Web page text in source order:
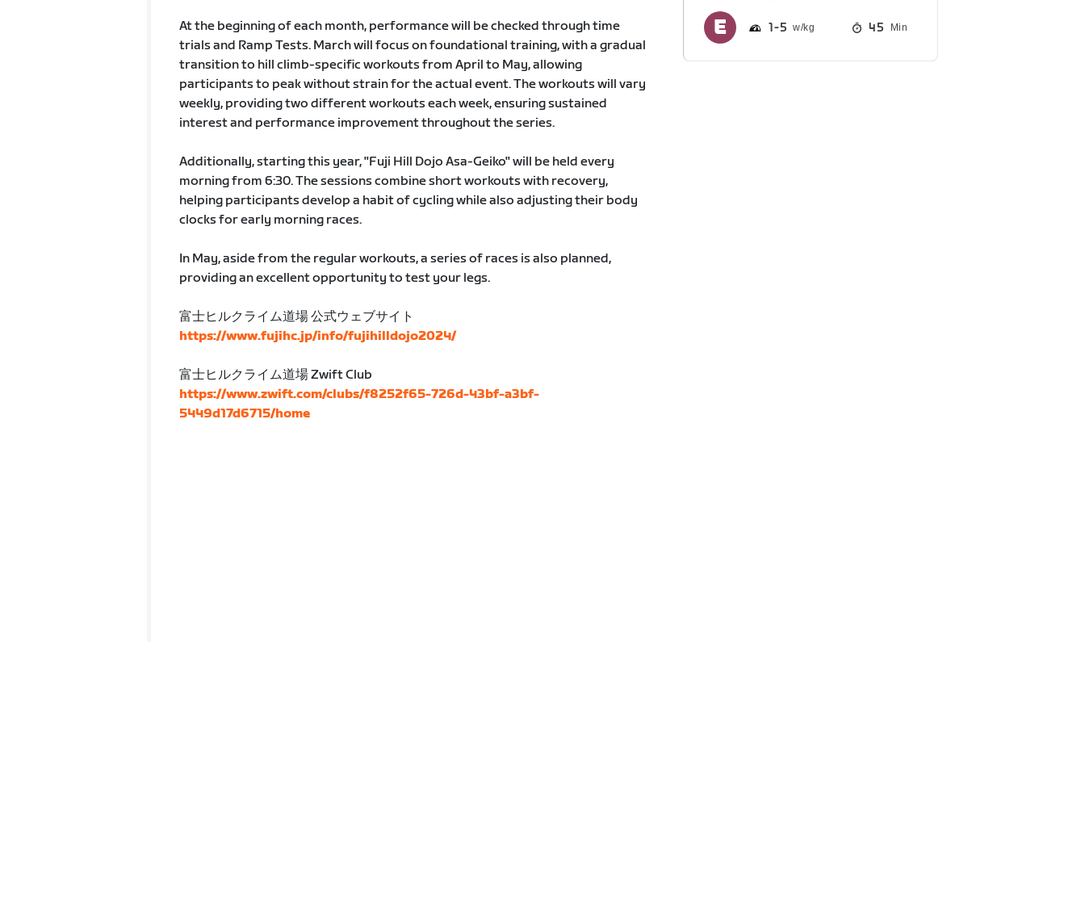
At the beginning of each month, performance will be checked through time
trials and Ramp Tests. March will focus on foundational training, with a gradual
transition to hill climb-specific workouts from April to May, allowing
participants to peak without strain for the actual event. The workouts will vary
weekly, providing two different workouts each week, ensuring sustained
interest and performance improvement throughout the series.
Additionally, starting this year, "Fuji Hill Dojo Asa-Geiko" will be held every
morning from 6:30. The sessions combine short workouts with recovery,
helping participants develop a habit of cycling while also adjusting their body
clocks for early morning races.
In May, aside from the regular workouts, a series of races is also planned,
providing an excellent opportunity to test your legs.
富士ヒルクライム道場 公式ウェブサイト
https://www.fujihc.jp/info/fujihilldojo2024/
富士ヒルクライム道場 Zwift Club
https://www.zwift.com/clubs/f8252f65-726d-43bf-a3bf-
5449d17d6715/home
1 5 45 Min